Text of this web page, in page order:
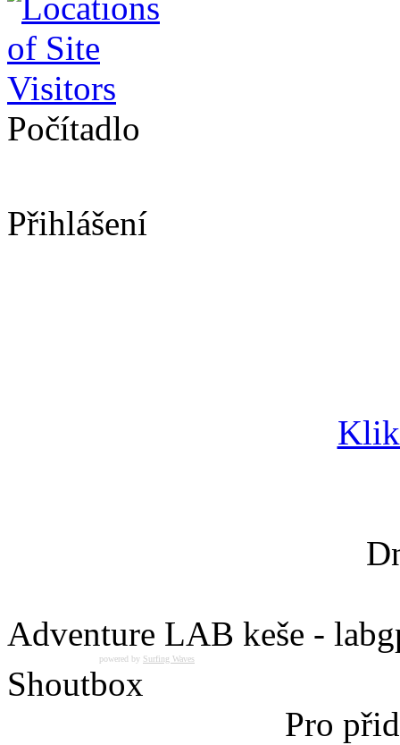
Počítadlo
Přihlášení
Adventure LAB keše -
powered by Surfing Waves
Shoutbox
Pro